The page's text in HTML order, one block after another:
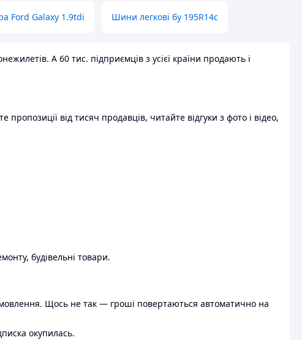
Ford Galaxy 1.9tdi Шини легкові бу 195R14c
А 60 тис. підприємців з усієї країни продають і
від тисяч продавців, читайте відгуки з фото і відео,
будівельні товари.
Щось не так — гроші повертаються автоматично на
окупилась.